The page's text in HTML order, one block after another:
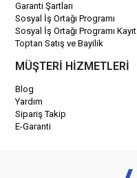
Garanti Şartları
Sosyal İş Ortağı Programı
Sosyal İş Ortağı Programı Kayıt
Toptan Satış ve Bayilik
MÜŞTERİ HİZMETLERİ
Blog
Yardım
Sipariş Takip
E-Garanti